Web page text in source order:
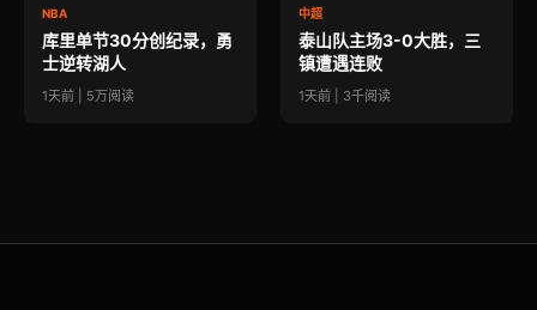
NBA
库里单节30分创纪录，勇
士逆转湖人
1天前 | 5万阅读
中超
泰山队主场3-0大胜，三
镇遭遇连败
1天前 | 3千阅读